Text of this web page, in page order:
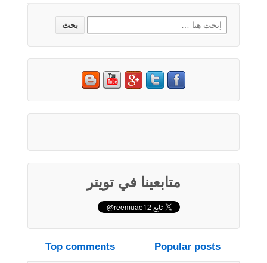
Search for:
متابعينا في تويتر
Popular posts
Top comments